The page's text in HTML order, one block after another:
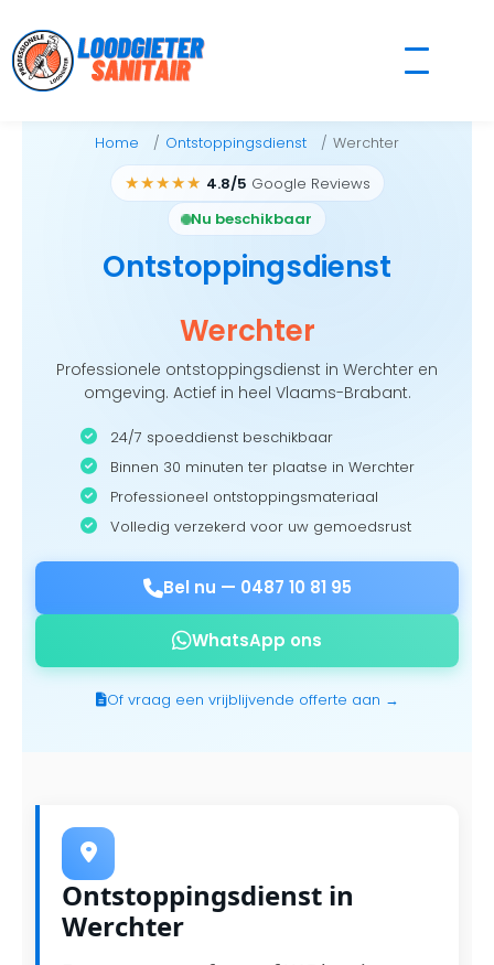
to
content
Home Ontstoppingsdienst Werchter
★★★★★ 4.8/5 Google Reviews
Nu beschikbaar
Ontstoppingsdienst
Werchter
Professionele ontstoppingsdienst in Werchter en
omgeving. Actief in heel Vlaams-Brabant.
24/7 spoeddienst beschikbaar
Binnen 30 minuten ter plaatse in Werchter
Professioneel ontstoppingsmateriaal
Volledig verzekerd voor uw gemoedsrust
Bel nu — 0487 10 81 95
WhatsApp ons
Of vraag een vrijblijvende offerte aan →
Ontstoppingsdienst in
Werchter